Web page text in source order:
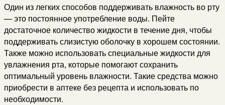
Один из легких способов поддерживать влажность во рту
— это постоянное употребление воды. Пейте
достаточное количество жидкости в течение дня, чтобы
поддерживать слизистую оболочку в хорошем состоянии.
Также можно использовать специальные жидкости для
увлажнения рта, которые помогают сохранить
оптимальный уровень влажности. Такие средства можно
приобрести в аптеке без рецепта и использовать по
необходимости.